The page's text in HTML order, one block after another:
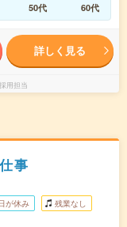
50代 60代
詳しく見る
用担当
事
が休み 残業なし